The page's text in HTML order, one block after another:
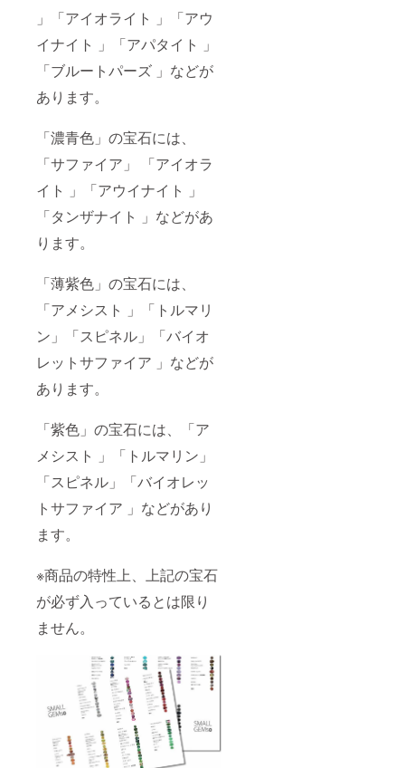
」「アイオライト 」「アウ
イナイト 」「アパタイト 」
「ブルートパーズ 」などが
あります。
「濃青色」の宝石には、
「サファイア」 「アイオラ
イト 」「アウイナイト 」
「タンザナイト 」などがあ
ります。
「薄紫色」の宝石には、
「アメシスト 」「トルマリ
ン」「スピネル」「バイオ
レットサファイア 」などが
あります。
「紫色」の宝石には、「ア
メシスト 」「トルマリン」
「スピネル」「バイオレッ
トサファイア 」などがあり
ます。
※商品の特性上、上記の宝石
が必ず入っているとは限り
ません。